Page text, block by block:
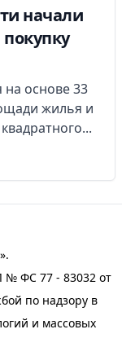
начали
основе 33
жилья и
№ ФС 77 - 83032 от
по надзору в
и массовых